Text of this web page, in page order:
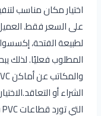
على السعر فقط.
لطبيعة الفتحة،
المطلوب فعليًا. لذلك
الشراء أو